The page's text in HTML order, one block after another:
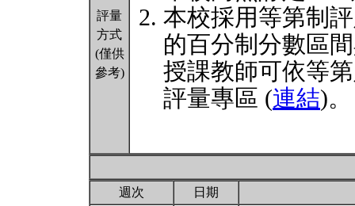
評量
方式
(僅供
參考)
本校採用等第制
的百分制分數區
授課教師可依等
評量專區 (連結)。
週次 日期